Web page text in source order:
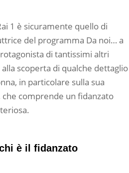
1 è sicuramente quello di
del programma Da noi… a
di tantissimi altri
scoperta di qualche dettaglio
in particolare sulla sua
comprende un fidanzato
è il fidanzato